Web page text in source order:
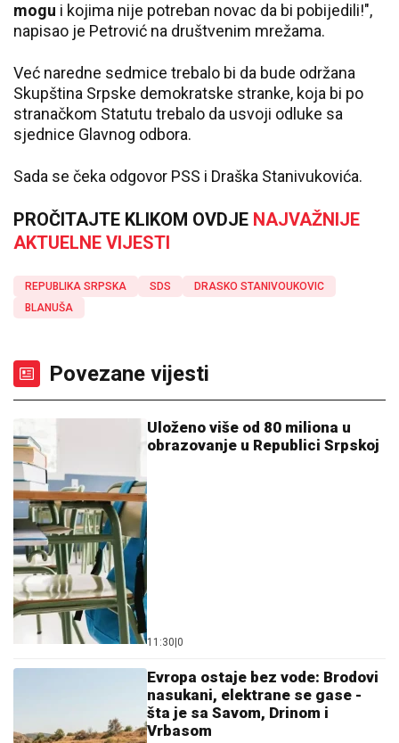
mogu i kojima nije potreban novac da bi pobijedili!",
napisao je Petrović na društvenim mrežama.
Već naredne sedmice trebalo bi da bude održana
Skupština Srpske demokratske stranke, koja bi po
stranačkom Statutu trebalo da usvoji odluke sa
sjednice Glavnog odbora.
Sada se čeka odgovor PSS i Draška Stanivukovića.
PROČITAJTE KLIKOM OVDJE NAJVAŽNIJE
AKTUELNE VIJESTI
REPUBLIKA SRPSKA SDS
DRASKO STANIVOUKOVIC
BLANUŠA
Povezane vijesti
Uloženo više od 80 miliona u
obrazovanje u Republici Srpskoj
11:30 0
Evropa ostaje bez vode: Brodovi
nasukani, elektrane se gase -
šta je sa Savom, Drinom i
Vrbasom